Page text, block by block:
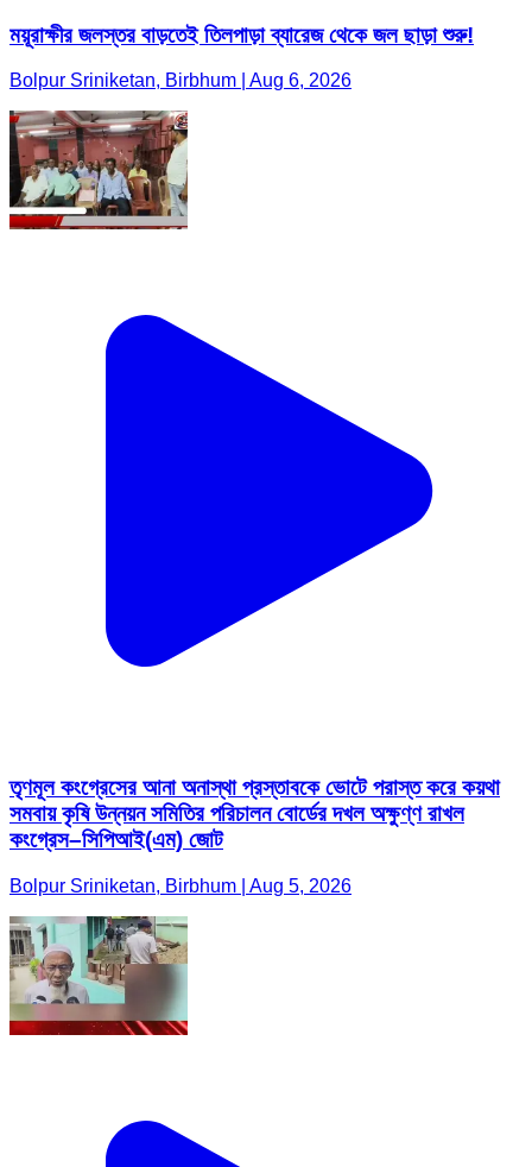
ময়ূরাক্ষীর জলস্তর বাড়তেই তিলপাড়া ব্যারেজ থেকে জল ছাড়া শুরু!
Bolpur Sriniketan, Birbhum | Aug 6, 2026
তৃণমূল কংগ্রেসের আনা অনাস্থা প্রস্তাবকে ভোটে পরাস্ত করে কয়থা
সমবায় কৃষি উন্নয়ন সমিতির পরিচালন বোর্ডের দখল অক্ষুণ্ণ রাখল
কংগ্রেস–সিপিআই(এম) জোট
Bolpur Sriniketan, Birbhum | Aug 5, 2026